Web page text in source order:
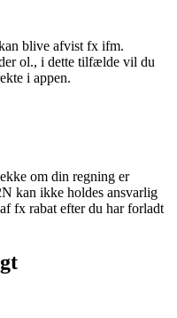
blive afvist fx ifm.
ol., i dette tilfælde vil du
i appen.
om din regning er
kan ikke holdes ansvarlig
fx rabat efter du har forladt